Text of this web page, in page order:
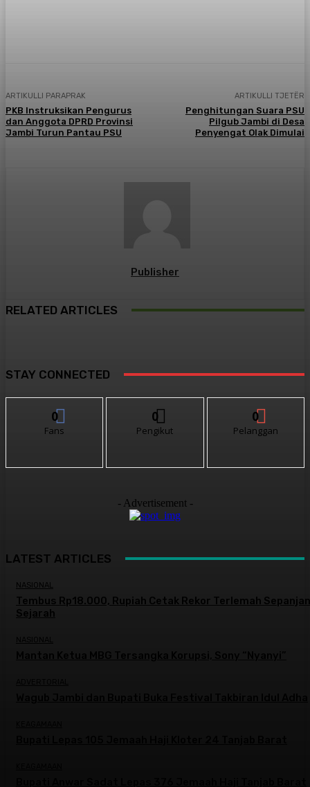
ARTIKULLI PARAPRAK
PKB Instruksikan Pengurus
dan Anggota DPRD Provinsi
Jambi Turun Pantau PSU
ARTIKULLI TJETËR
Penghitungan Suara PSU
Pilgub Jambi di Desa
Penyengat Olak Dimulai
Publisher
RELATED ARTICLES
STAY CONNECTED
0
Fans
0
Pengikut
0
Pelanggan
- Advertisement -
LATEST ARTICLES
NASIONAL
Tembus Rp18.000, Rupiah Cetak Rekor Terlemah
Sejarah